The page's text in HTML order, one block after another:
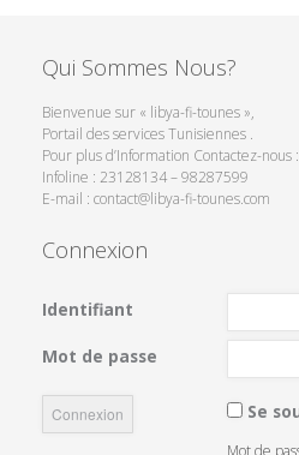
Qui Sommes Nous?
Bienvenue sur « libya-fi-tounes »,
Portail des services Tunisiennes .
Pour plus d’Information Contactez-nous :
Infoline : 23128134 – 98287599
E-mail : contact@libya-fi-tounes.com
Connexion
Identifiant
Mot de passe
Se
Mot de